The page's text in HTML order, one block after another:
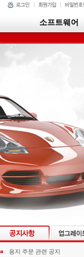
소프트웨어
용지 주문 관련 공지